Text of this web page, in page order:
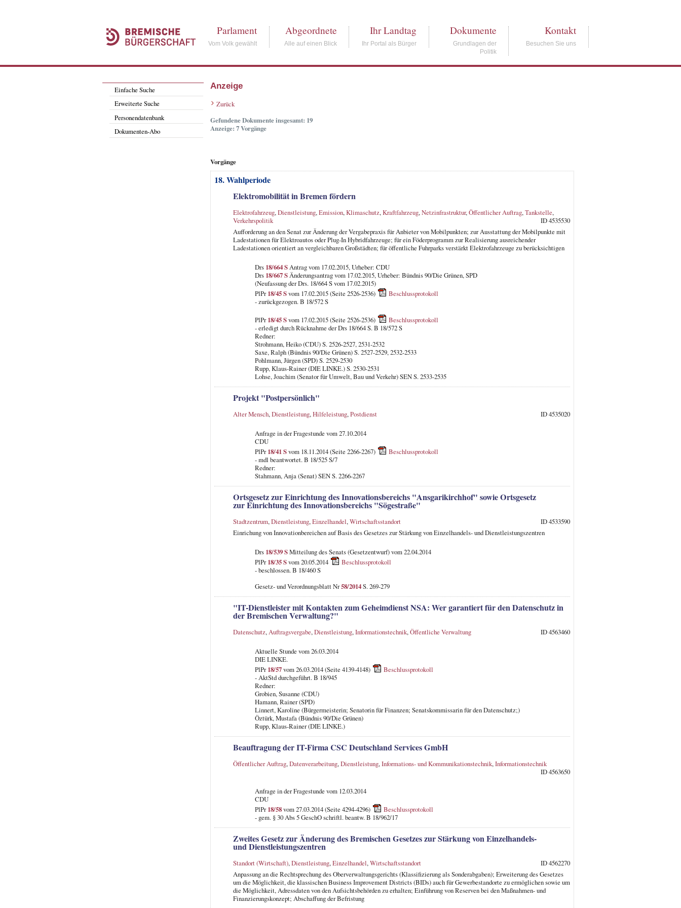
Parlament
Vom Volk gewählt
Abgeordnete
Alle auf einen Blick
Ihr Landtag
Ihr Portal als Bürger
Dokumente
Grundlagen der
Politik
Kontakt
Besuchen Sie uns
Einfache Suche
Erweiterte Suche
Personendatenbank
Dokumenten-Abo
Anzeige
Zurück
Gefundene Dokumente insgesamt: 19
Anzeige: 7 Vorgänge
Vorgänge
18. Wahlperiode
Elektromobilität in Bremen fördern
Elektrofahrzeug,Dienstleistung,Emission,Klimaschutz,Kraftfahrzeug,Netzinfrastruktur,Öffentlicher Auftrag,Tankstelle,
Verkehrspolitik
ID 4535530
Aufforderung an den Senat zur Änderung der Vergabepraxis für Anbieter von Mobilpunkten; zur Ausstattung der Mobilpunkte mit
Ladestationen für Elektroautos oder Plug-In Hybridfahrzeuge; für ein Föderprogramm zur Realisierung ausreichender
Ladestationen orientiert an vergleichbaren Großstädten; für öffentliche Fuhrparks verstärkt Elektrofahrzeuge zu berücksichtigen
Drs 18/664 SAntrag vom 17.02.2015, Urheber: CDU
Drs 18/667 SÄnderungsantrag vom 17.02.2015, Urheber: Bündnis 90/Die Grünen, SPD
(Neufassung der Drs. 18/664 S vom 17.02.2015)
PlPr18/45 Svom 17.02.2015 (Seite 2526-2536)
Beschlussprotokoll
- zurückgezogen. B 18/572 S
PlPr18/45 Svom 17.02.2015 (Seite 2526-2536)
Beschlussprotokoll
- erledigt durch Rücknahme der Drs 18/664 S. B 18/572 S
Redner:
Strohmann, Heiko (CDU) S. 2526-2527, 2531-2532
Saxe, Ralph (Bündnis 90/Die Grünen) S. 2527-2529, 2532-2533
Pohlmann, Jürgen (SPD) S. 2529-2530
Rupp, Klaus-Rainer (DIE LINKE.) S. 2530-2531
Lohse, Joachim (Senator für Umwelt, Bau und Verkehr) SEN S. 2533-2535
Projekt "Postpersönlich"
Alter Mensch,Dienstleistung,Hilfeleistung,Postdienst ID 4535020
Anfrage in der Fragestunde vom 27.10.2014
CDU
PlPr18/41 Svom 18.11.2014 (Seite 2266-2267)
Beschlussprotokoll
- mdl beantwortet. B 18/525 S/7
Redner:
Stahmann, Anja (Senat) SEN S. 2266-2267
Ortsgesetz zur Einrichtung des Innovationsbereichs "Ansgarikirchhof" sowie Ortsgesetz
zur Einrichtung des Innovationsbereichs "Sögestraße"
Stadtzentrum,Dienstleistung,Einzelhandel,Wirtschaftsstandort
ID 4533590
Einrichung von Innovationbereichen auf Basis des Gesetzes zur Stärkung von Einzelhandels- und Dienstleistungszentren
Drs 18/539 SMitteilung des Senats (Gesetzentwurf) vom 22.04.2014
PlPr18/35 Svom 20.05.2014
Beschlussprotokoll
- beschlossen. B 18/460 S
Gesetz- und Verordnungsblatt Nr58/2014S. 269-279
"IT-Dienstleister mit Kontakten zum Geheimdienst NSA: Wer garantiert für den Datenschutz in
der Bremischen Verwaltung?"
Datenschutz,Auftragsvergabe,Dienstleistung,Informationstechnik,Öffentliche Verwaltung ID 4563460
Aktuelle Stunde vom 26.03.2014
DIE LINKE.
PlPr18/57vom 26.03.2014 (Seite 4139-4148)
Beschlussprotokoll
- AktStd durchgeführt. B 18/945
Redner:
Grobien, Susanne (CDU)
Hamann, Rainer (SPD)
Linnert, Karoline (Bürgermeisterin; Senatorin für Finanzen; Senatskommissarin für den Datenschutz;)
Öztürk, Mustafa (Bündnis 90/Die Grünen)
Rupp, Klaus-Rainer (DIE LINKE.)
Beauftragung der IT-Firma CSC Deutschland Services GmbH
Öffentlicher Auftrag,Datenverarbeitung,Dienstleistung,Informations- und Kommunikationstechnik,Informationstechnik
ID 4563650
Anfrage in der Fragestunde vom 12.03.2014
CDU
PlPr18/58vom 27.03.2014 (Seite 4294-4296)
Beschlussprotokoll
- gem. § 30 Abs 5 GeschO schriftl. beantw. B 18/962/17
Zweites Gesetz zur Änderung des Bremischen Gesetzes zur Stärkung von Einzelhandels-
und Dienstleistungszentren
Standort (Wirtschaft),Dienstleistung,Einzelhandel,Wirtschaftsstandort
ID 4562270
Anpassung an die Rechtsprechung des Oberverwaltungsgerichts (Klassifizierung als Sonderabgaben); Erweiterung des Gesetzes
um die Möglichkeit, die klassischen Business Improvement Districts (BIDs) auch für Gewerbestandorte zu ermöglichen sowie um
die Möglichkeit, Adressdaten von den Aufsichtsbehörden zu erhalten; Einführung von Reserven bei den Maßnahmen- und
Finanzierungskonzept; Abschaffung der Befristung